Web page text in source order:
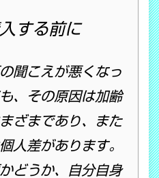
する前に
聞こえが悪くなっ
、その原因は加齢
ざまであり、また
人差があります。
どうか、自分自身